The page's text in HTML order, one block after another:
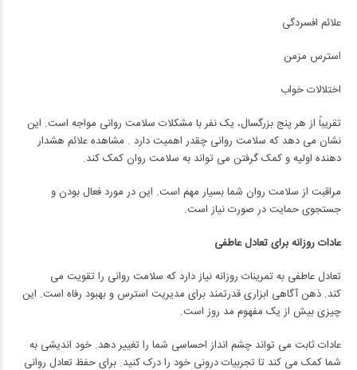
علائم افسردگی
استرس مزمن
اختلالات خواب
تقریباً از هر پنج بزرگسال، یک نفر با مشکلات سلامت روانی مواجه است. این
نشان می دهد که سلامت روانی چقدر اهمیت دارد . مشاهده علائم هشدار
دهنده اولیه و کمک گرفتن می تواند به سلامت روان کمک کند.
مراقبت از سلامت روان شما بسیار مهم است. این در مورد فعال بودن و
جستجوی حمایت در صورت نیاز است.
عادات روزانه برای تعادل عاطفی
تعادل عاطفی به تمرینات روزانه نیاز دارد که سلامت روانی را تقویت می
کند. ذهن آگاهی ابزاری قدرتمند برای مدیریت استرس و بهبود رفاه است. این
چیزی بیش از یک مفهوم مد روز است.
عادات ثابت می تواند چشم انداز احساسی شما را تغییر دهد. خود اندیشی به
شما کمک می کند تا تجربیات درونی خود را درک کنید. برای حفظ تعادل روانی